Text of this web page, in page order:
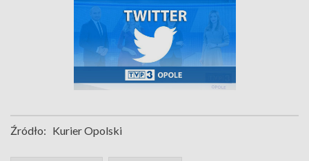
Źródło: Kurier Opolski